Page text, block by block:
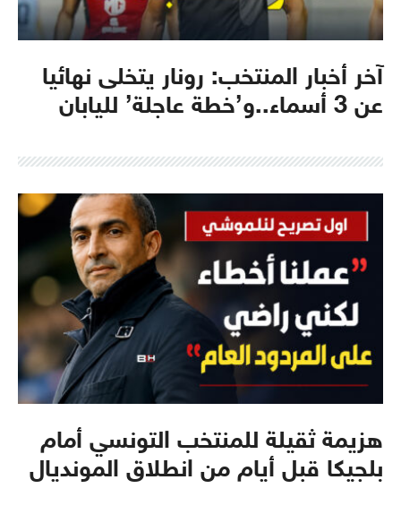
آخر أخبار المنتخب: رونار يتخلى نهائيا
عن 3 أسماء..و’خطة عاجلة’ لليابان
هزيمة ثقيلة للمنتخب التونسي أمام
بلجيكا قبل أيام من انطلاق المونديال